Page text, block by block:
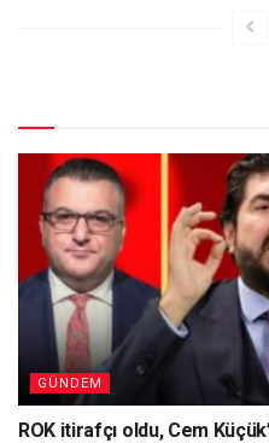
GÜNDEM
ROK itirafçı oldu, Cem